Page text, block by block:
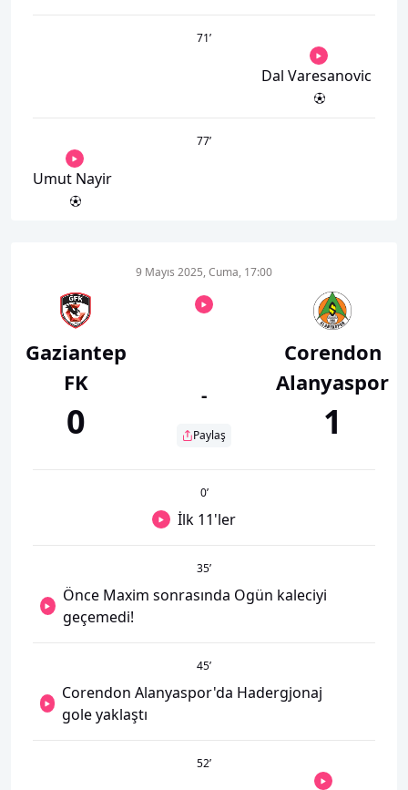
71’
Dal Varesanovic
77’
Umut Nayir
Gaziantep
FK
0
9 Mayıs 2025, Cuma, 17:00
-
Paylaş
Corendon
Alanyaspor
1
0’
İlk 11'ler
35’
Önce Maxim sonrasında Ogün kaleciyi
geçemedi!
45’
Corendon Alanyaspor'da Hadergjonaj
gole yaklaştı
52’